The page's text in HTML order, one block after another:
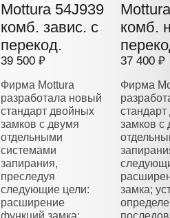
Mottura 54J939
комб. завис. с
перекод.
39 500 ₽
Фирма Mottura
разработала новый
стандарт двойных
замков с двумя
отдельными
системами
запирания,
преследуя
следующие цели:
расширение
комб.
37 400 ₽
Фирма
замков с
замка;